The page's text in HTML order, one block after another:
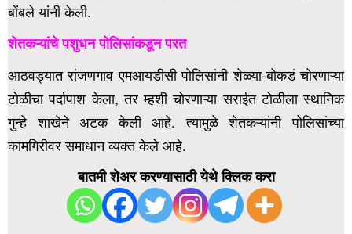
बोंबले यांनी केली.
शेतकऱ्यांचे पशुधन पोलिसांकडून परत
आठवड्यात रांजणगाव एमआयडीसी पोलिसांनी शेळ्या-बोकडं चोरणाऱ्या
टोळीचा पर्दापाश केला, तर म्हशी चोरणाऱ्या सराईत टोळीला स्थानिक
गुन्हे शाखेने अटक केली आहे. त्यामुळे शेतकऱ्यांनी पोलिसांच्या
कामगिरीवर समाधान व्यक्त केले आहे.
बातमी शेअर करण्यासाठी येथे क्लिक करा